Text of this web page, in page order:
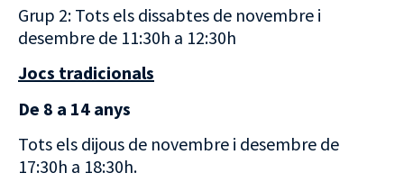
Grup 2: Tots els dissabtes de novembre i
desembre de 11:30h a 12:30h
Jocs tradicionals
De 8 a 14 anys
Tots els dijous de novembre i desembre de
17:30h a 18:30h.